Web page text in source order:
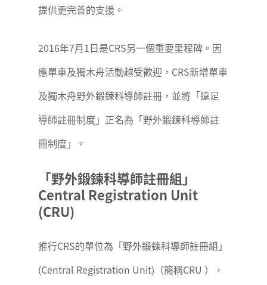
提供更完善的支援。
2016年7月1日是CRS另一個重要里程碑。因
應單車及獨木舟活動越受歡迎，CRS新增單車
及獨木舟野外鍛鍊科導師註冊，並將「遠足
導師註冊制度」正名為「野外鍛鍊科導師註
冊制度」。
「野外鍛鍊科導師註冊組」
Central Registration Unit
(CRU)
推行CRS的單位為「野外鍛鍊科導師註冊組」
(Central Registration Unit)（簡稱CRU ），